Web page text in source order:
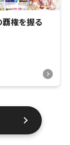
権を握る